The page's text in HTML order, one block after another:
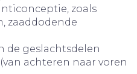
zoals
zaaddodende
de geslachtsdelen
achteren naar voren